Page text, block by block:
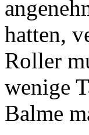
hatten,
Roller
wenige
Balme